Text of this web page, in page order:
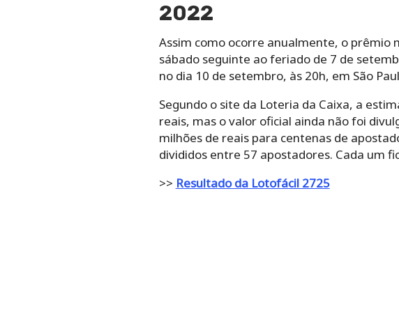
2022
Assim como ocorre anualmente, o prêmio
sábado seguinte ao feriado de 7 de
no dia 10 de setembro, às 20h, em São
Segundo o site da Loteria da Caixa, a
reais, mas o valor oficial ainda não foi
milhões de reais para centenas de
divididos entre 57 apostadores. Cada um
>> Resultado da Lotofácil 2725